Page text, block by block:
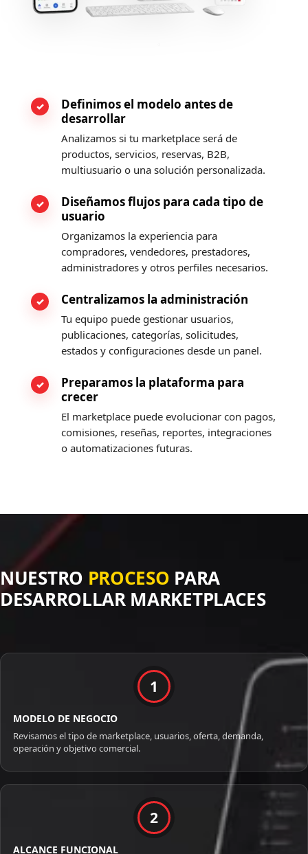
Definimos el modelo antes de
desarrollar
Analizamos si tu marketplace será de
productos, servicios, reservas, B2B,
multiusuario o una solución personalizada.
Diseñamos flujos para cada tipo de
usuario
Organizamos la experiencia para
compradores, vendedores, prestadores,
administradores y otros perfiles necesarios.
Centralizamos la administración
Tu equipo puede gestionar usuarios,
publicaciones, categorías, solicitudes,
estados y configuraciones desde un panel.
Preparamos la plataforma para
crecer
El marketplace puede evolucionar con pagos,
comisiones, reseñas, reportes, integraciones
o automatizaciones futuras.
NUESTRO PROCESO PARA
DESARROLLAR MARKETPLACES
1
MODELO DE NEGOCIO
Revisamos el tipo de marketplace, usuarios, oferta, demanda,
operación y objetivo comercial.
2
ALCANCE FUNCIONAL